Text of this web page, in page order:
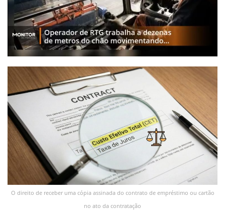
O direito de receber uma cópia assinada do contrato de empréstimo ou cartão
no ato da contratação